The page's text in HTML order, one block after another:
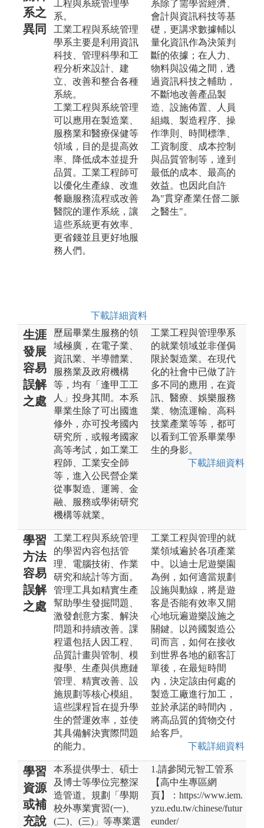
系之
異同
工程與系統管理學
系。
工業工程與系統管理
學系主要是利用資訊
科技、管理科學和工
程分析來設計、建
立、改善和整合各種
系統。
工業工程與系統管理
可以應用在製造業、
服務業和醫療保健等
領域，目的是提高效
率、降低成本並提升
品質。工業工程師可
以優化生產線、改進
餐廳服務流程或改善
醫院的運作系統，讓
這些系統更有效率、
更省錢並且更好地服
務人們。
下載詳細資料
系除了需學習經濟、
會計與資訊科技等基
礎，更講求數據輔以
量化資訊作為決策判
斷的依據；在人力、
物料與設備之間，透
過資訊科技之輔助，
不斷地改善產品製
造、設施佈置、人員
組織、製造程序、操
作準則、時間標準、
工資制度、成本控制
與品質管制等，達到
最低的成本、最高的
效益。也因此自許
為"貫穿產業任督二脈
之醫生"。
生涯
發展
容易
誤解
之處
歷屆畢業生服務的領
域極廣，在電子業、
資訊業、半導體業、
服務業及政府機構
等，均有「逢甲工工
人」投身其間。本系
畢業生除了可出國進
修外，亦可投考國內
研究所，或報考國家
高等考試，如工業工
程師、工業安全師
等，進入公民營企業
從事製造、運籌、金
融、服務或學術研究
機構等就業。
工業工程與管理學系
的就業領域並非僅侷
限於製造業。在現代
化的社會中已做了許
多不同的應用，在資
訊、醫療、娛樂服務
業、物流運輸、高科
技業產業等等，都可
以看到工管系畢業學
生的身影。
下載詳細資料
學習
方法
容易
誤解
之處
工業工程與系統管理
的學習內容包括管
理、電腦技術、作業
研究和統計等方面。
管理工具如精實生產
幫助學生發掘問題、
激發創意方案、解決
問題和持續改善。課
程還包括人因工程、
品質計畫與管制、模
擬學、生產與供應鏈
管理、精實改善、設
施規劃等核心模組。
這些課程旨在提升學
生的營運效率，並使
其具備解決實際問題
的能力。
工業工程與管理的就
業領域遍於各項產業
中。以迪士尼遊樂園
為例，如何適當規劃
設施與動線，將是遊
客是否能有效率又開
心地玩遍遊樂設施之
關鍵。以跨國製造公
司而言，如何在接收
到世界各地的顧客訂
單後，在最短時間
內，決定該由何處的
製造工廠進行加工，
並於承諾的時間內，
將高品質的貨物交付
給客戶。
下載詳細資料
學習
資源
或補
充說
本系提供學士、碩士
及博士等學位完整深
造管道。規劃「學期
校外專業實習(一)、
(二)、(三)」等專業選
1.請參閱元智工管系
【高中生專區網
頁】：https://www.iem.
yzu.edu.tw/chinese/futur
eunder/